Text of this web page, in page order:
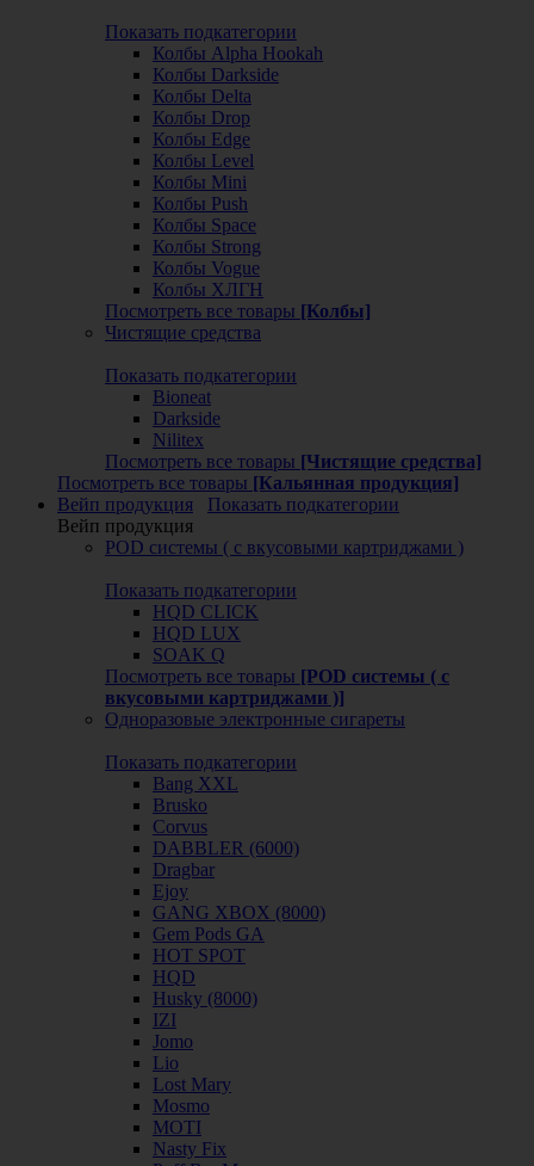
Показать подкатегории
Колбы Alpha Hookah
Колбы Darkside
Колбы Delta
Колбы Drop
Колбы Edge
Колбы Level
Колбы Mini
Колбы Push
Колбы Space
Колбы Strong
Колбы Vogue
Колбы ХЛГН
Посмотреть все товары [Колбы]
Чистящие средства
Показать подкатегории
Bioneat
Darkside
Nilitex
Посмотреть все товары [Чистящие средства]
Посмотреть все товары [Кальянная продукция]
Вейп продукция
Показать подкатегории
Вейп продукция
POD системы ( с вкусовыми картриджами )
Показать подкатегории
HQD CLICK
HQD LUX
SOAK Q
Посмотреть все товары [POD системы ( с
вкусовыми картриджами )]
Одноразовые электронные сигареты
Показать подкатегории
Bang XXL
Brusko
Corvus
DABBLER (6000)
Dragbar
Ejoy
GANG XBOX (8000)
Gem Pods GA
HOT SPOT
HQD
Husky (8000)
IZI
Jomo
Lio
Lost Mary
Mosmo
MOTI
Nasty Fix